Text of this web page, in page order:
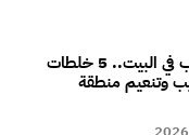
علاج قشرة الحواجب في البيت.. 5 خلطات
وتنعيم منطقة